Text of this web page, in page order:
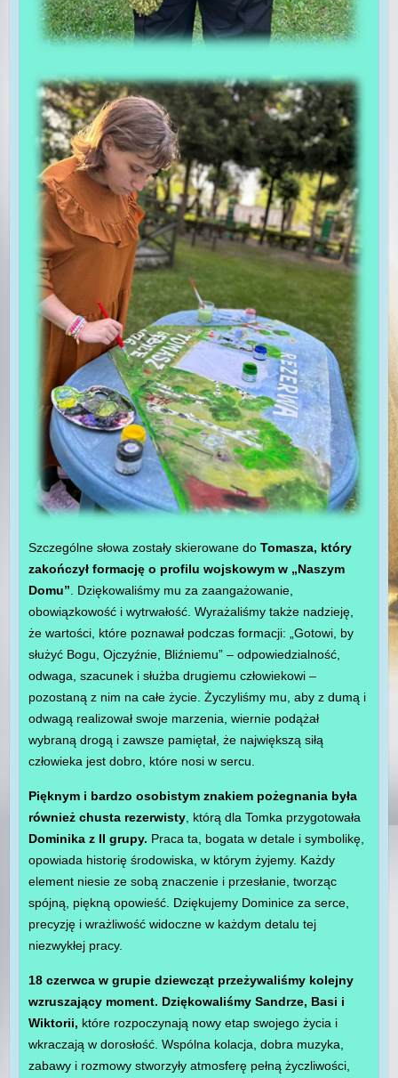
Szczególne słowa zostały skierowane do Tomasza, który
zakończył formację o profilu wojskowym w „Naszym
Domu” . Dziękowaliśmy mu za zaangażowanie,
obowiązkowość i wytrwałość. Wyrażaliśmy także nadzieję,
że wartości, które poznawał podczas formacji: „Gotowi, by
służyć Bogu, Ojczyźnie, Bliźniemu” – odpowiedzialność,
odwaga, szacunek i służba drugiemu człowiekowi –
pozostaną z nim na całe życie. Życzyliśmy mu, aby z dumą i
odwagą realizował swoje marzenia, wiernie podążał
wybraną drogą i zawsze pamiętał, że największą siłą
człowieka jest dobro, które nosi w sercu.
Pięknym i bardzo osobistym znakiem pożegnania była
również chusta rezerwisty, którą dla Tomka przygotowała
Dominika z II grupy. Praca ta, bogata w detale i symbolikę,
opowiada historię środowiska, w którym żyjemy. Każdy
element niesie ze sobą znaczenie i przesłanie, tworząc
spójną, piękną opowieść. Dziękujemy Dominice za serce,
precyzję i wrażliwość widoczne w każdym detalu tej
niezwykłej pracy.
18 czerwca w grupie dziewcząt przeżywaliśmy kolejny
wzruszający moment. Dziękowaliśmy Sandrze, Basi i
Wiktorii, które rozpoczynają nowy etap swojego życia i
wkraczają w dorosłość. Wspólna kolacja, dobra muzyka,
zabawy i rozmowy stworzyły atmosferę pełną życzliwości,